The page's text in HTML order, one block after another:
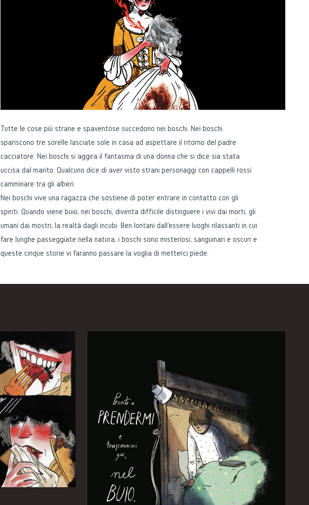
Tutte le cose più strane e spaventose succedono nei boschi. Nei boschi
spariscono tre sorelle lasciate sole in casa ad aspettare il ritorno del padre
cacciatore. Nei boschi si aggira il fantasma di una donna che si dice sia stata
uccisa dal marito. Qualcuno dice di aver visto strani personaggi con cappelli rossi
camminare tra gli alberi.
Nei boschi vive una ragazza che sostiene di poter entrare in contatto con gli
spiriti. Quando viene buio, nei boschi, diventa difficile distinguere i vivi dai morti, gli
umani dai mostri, la realtà dagli incubi. Ben lontani dall'essere luoghi rilassanti in cui
fare lunghe passeggiate nella natura, i boschi sono misteriosi, sanguinari e oscuri e
queste cinque storie vi faranno passare la voglia di metterci piede.